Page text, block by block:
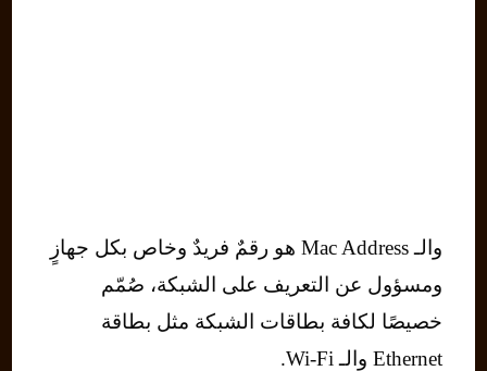
والـ Mac Address هو رقمٌ فريدٌ وخاص بكل جهازٍ
ومسؤول عن التعريف على الشبكة، صُمّم
خصيصًا لكافة بطاقات الشبكة مثل بطاقة
Ethernet والـ Wi-Fi.